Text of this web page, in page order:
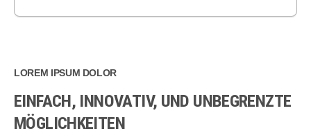
LOREM IPSUM DOLOR
EINFACH, INNOVATIV, UND UNBEGRENZTE
MÖGLICHKEITEN